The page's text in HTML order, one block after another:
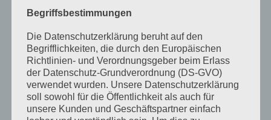
November 2022
Oktober 2022
September 2022
August 2022
Juli 2022
Begriffsbestimmungen
Die Datenschutzerklärung beruht auf den
Begrifflichkeiten, die durch den Europäischen
Richtlinien- und Verordnungsgeber beim Erlass
der Datenschutz-Grundverordnung (DS-GVO)
verwendet wurden. Unsere Datenschutzerklärung
soll sowohl für die Öffentlichkeit als auch für
unsere Kunden und Geschäftspartner einfach